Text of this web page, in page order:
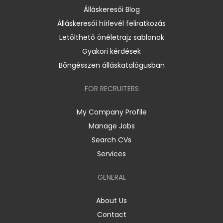
Álláskeresői Blog
Álláskeresői hírlevél feliratkozás
Letölthető önéletrajz sablonok
Gyakori kérdések
Böngésszen álláskatalógusban
FOR RECRUITERS
My Company Profile
Manage Jobs
Search CVs
Services
GENERAL
About Us
Contact